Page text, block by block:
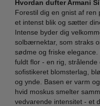
Hvordan dufter Armani
Forestil dig en gnist af ren
et intenst blik og sætter
Intense byder dig
solbærnektar, som straks
sødme og friske
fuldt flor - en rig,
sofistikeret blomsterlag,
og ynde. Basen er varm
hvid moskus smelter
vedvarende intensitet - et